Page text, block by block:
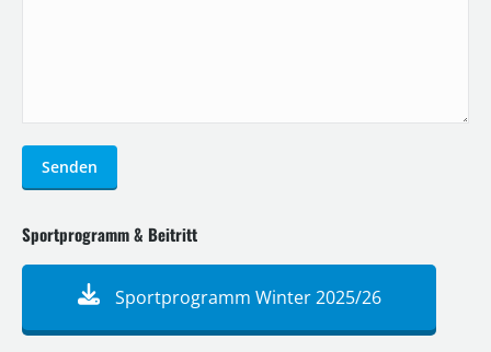
Senden
Sportprogramm & Beitritt
Sportprogramm Winter 2025/26